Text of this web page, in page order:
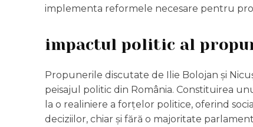
implementa reformele necesare pentru
impactul politic al
Propunerile discutate de Ilie Bolojan și
peisajul politic din România. Constituirea
la o realiniere a forțelor politice, oferind
deciziilor, chiar și fără o majoritate